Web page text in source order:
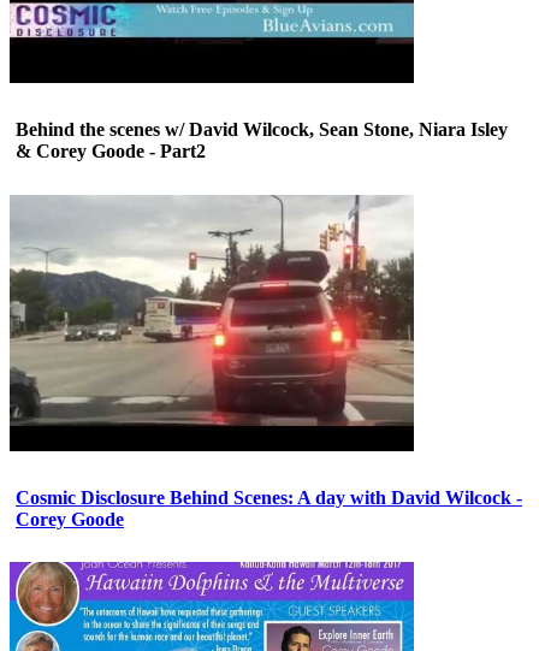
Behind the scenes w/ David Wilcock, Sean Stone, Niara Isley
& Corey Goode - Part2
Cosmic Disclosure Behind Scenes: A day with David Wilcock -
Corey Goode